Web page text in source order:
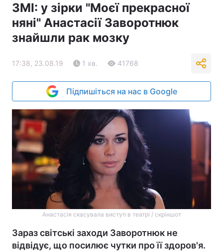
ЗМІ: у зірки "Моєї прекрасної
няні" Анастасії Заворотнюк
знайшли рак мозку
17:38, 23.08.19 1 хв. 41768
Підпишіться на нас в Google
Анастасія скасувала виступ в театрі / скріншот
Зараз світські заходи Заворотнюк не
відвідує, що посилює чутки про її здоров'я.